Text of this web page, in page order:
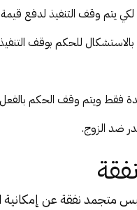
لكي يتم وقف التنفيذ لدفع
للحكم بوقف
فقط ويتم وقف الحكم
ضد الزوج.
متجمد نفقةعن إمكانية